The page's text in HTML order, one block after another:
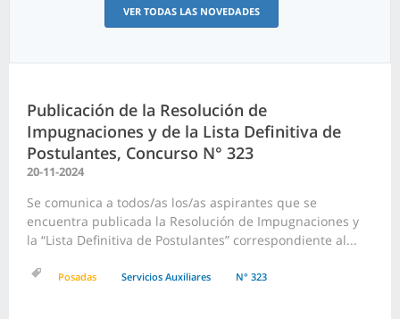
VER TODAS LAS NOVEDADES
Publicación de la Resolución de
Impugnaciones y de la Lista Definitiva de
Postulantes, Concurso N° 323
20-11-2024
Se comunica a todos/as los/as aspirantes que se
encuentra publicada la Resolución de Impugnaciones y
la “Lista Definitiva de Postulantes” correspondiente al...
Posadas Servicios Auxiliares N° 323